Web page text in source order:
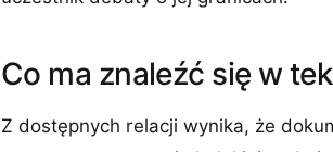
Co ma znaleźć się w
Z dostępnych relacji wynika, że